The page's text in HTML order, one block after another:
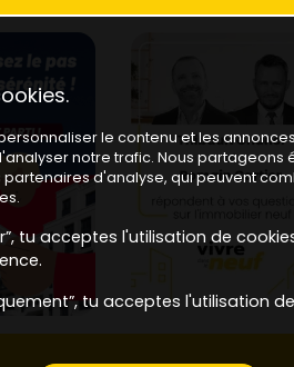
le contenu et les
notre trafic. Nous
partenaires d'analyse, qui peuvent
tu acceptes l'utilisation de
tu acceptes l'utilisation